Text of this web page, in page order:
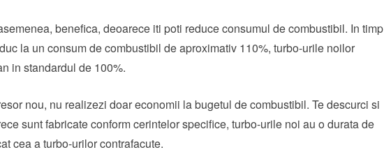
benefica, deoarece iti poti reduce consumul de combustibil. In timp
la un consum de combustibil de aproximativ 110%, turbo-urile noilor
in standardul de 100%.
nou, nu realizezi doar economii la bugetul de combustibil. Te descurci si
sunt fabricate conform cerintelor specifice, turbo-urile noi au o durata de
cea a turbo-urilor contrafacute.